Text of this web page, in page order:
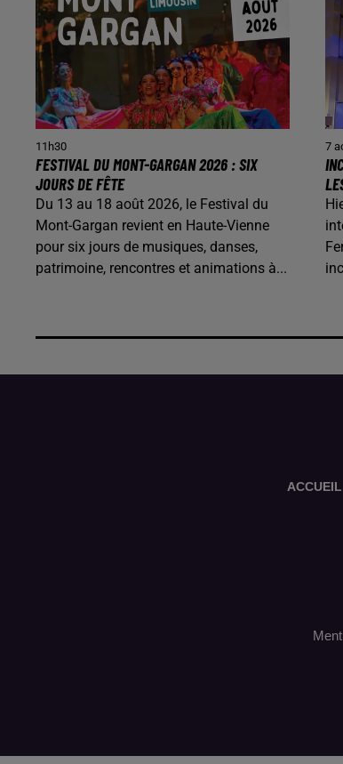
11h30
FESTIVAL DU MONT-GARGAN 2026 : SIX
JOURS DE FÊTE
Du 13 au 18 août 2026, le Festival du
Mont-Gargan revient en Haute-Vienne
pour six jours de musiques, danses,
patrimoine, rencontres et animations à...
7
ACCUEIL